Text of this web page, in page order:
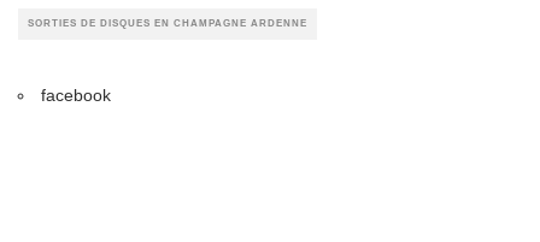
SORTIES DE DISQUES EN CHAMPAGNE ARDENNE
facebook